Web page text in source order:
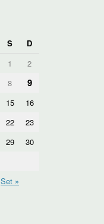
S
D
1
2
8 9
15
16
22
23
29
30
Set »